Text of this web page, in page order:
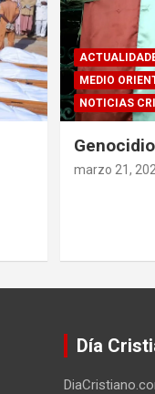
MEDIO
NOTICIAS
marzo 21,
Día